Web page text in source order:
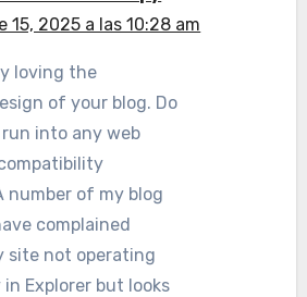
15, 2025 a las 10:28 am
loving the
of your blog. Do
into any web
number of my blog
complained
site not operating
Explorer but looks